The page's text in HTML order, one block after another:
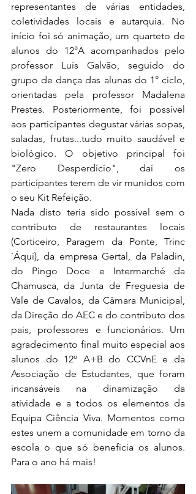
representantes de várias entidades,
coletividades locais e autarquia. No
início foi só animação, um quarteto de
alunos do 12°A acompanhados pelo
professor Luís Galvão, seguido do
grupo de dança das alunas do 1° ciclo,
orientadas pela professor Madalena
Prestes. Posteriormente, foi possível
aos participantes degustar várias sopas,
saladas, frutas...tudo muito saudável e
biológico. O objetivo principal foi
"Zero Desperdício", daí os
participantes terem de vir munidos com
o seu Kit Refeição.
Nada disto teria sido possível sem o
contributo de restaurantes locais
(Corticeiro, Paragem da Ponte, Trinc
´Áqui), da empresa Gertal, da Paladin,
do Pingo Doce e Intermarché da
Chamusca, da Junta de Freguesia de
Vale de Cavalos, da Câmara Municipal,
da Direção do AEC e do contributo dos
pais, professores e funcionários. Um
agradecimento final muito especial aos
alunos do 12º A+B do CCVnE e da
Associação de Estudantes, que foram
incansáveis na dinamização da
atividade e a todos os elementos da
Equipa Ciência Viva. Momentos como
estes unem a comunidade em torno da
escola o que só beneficia os alunos.
Para o ano há mais!